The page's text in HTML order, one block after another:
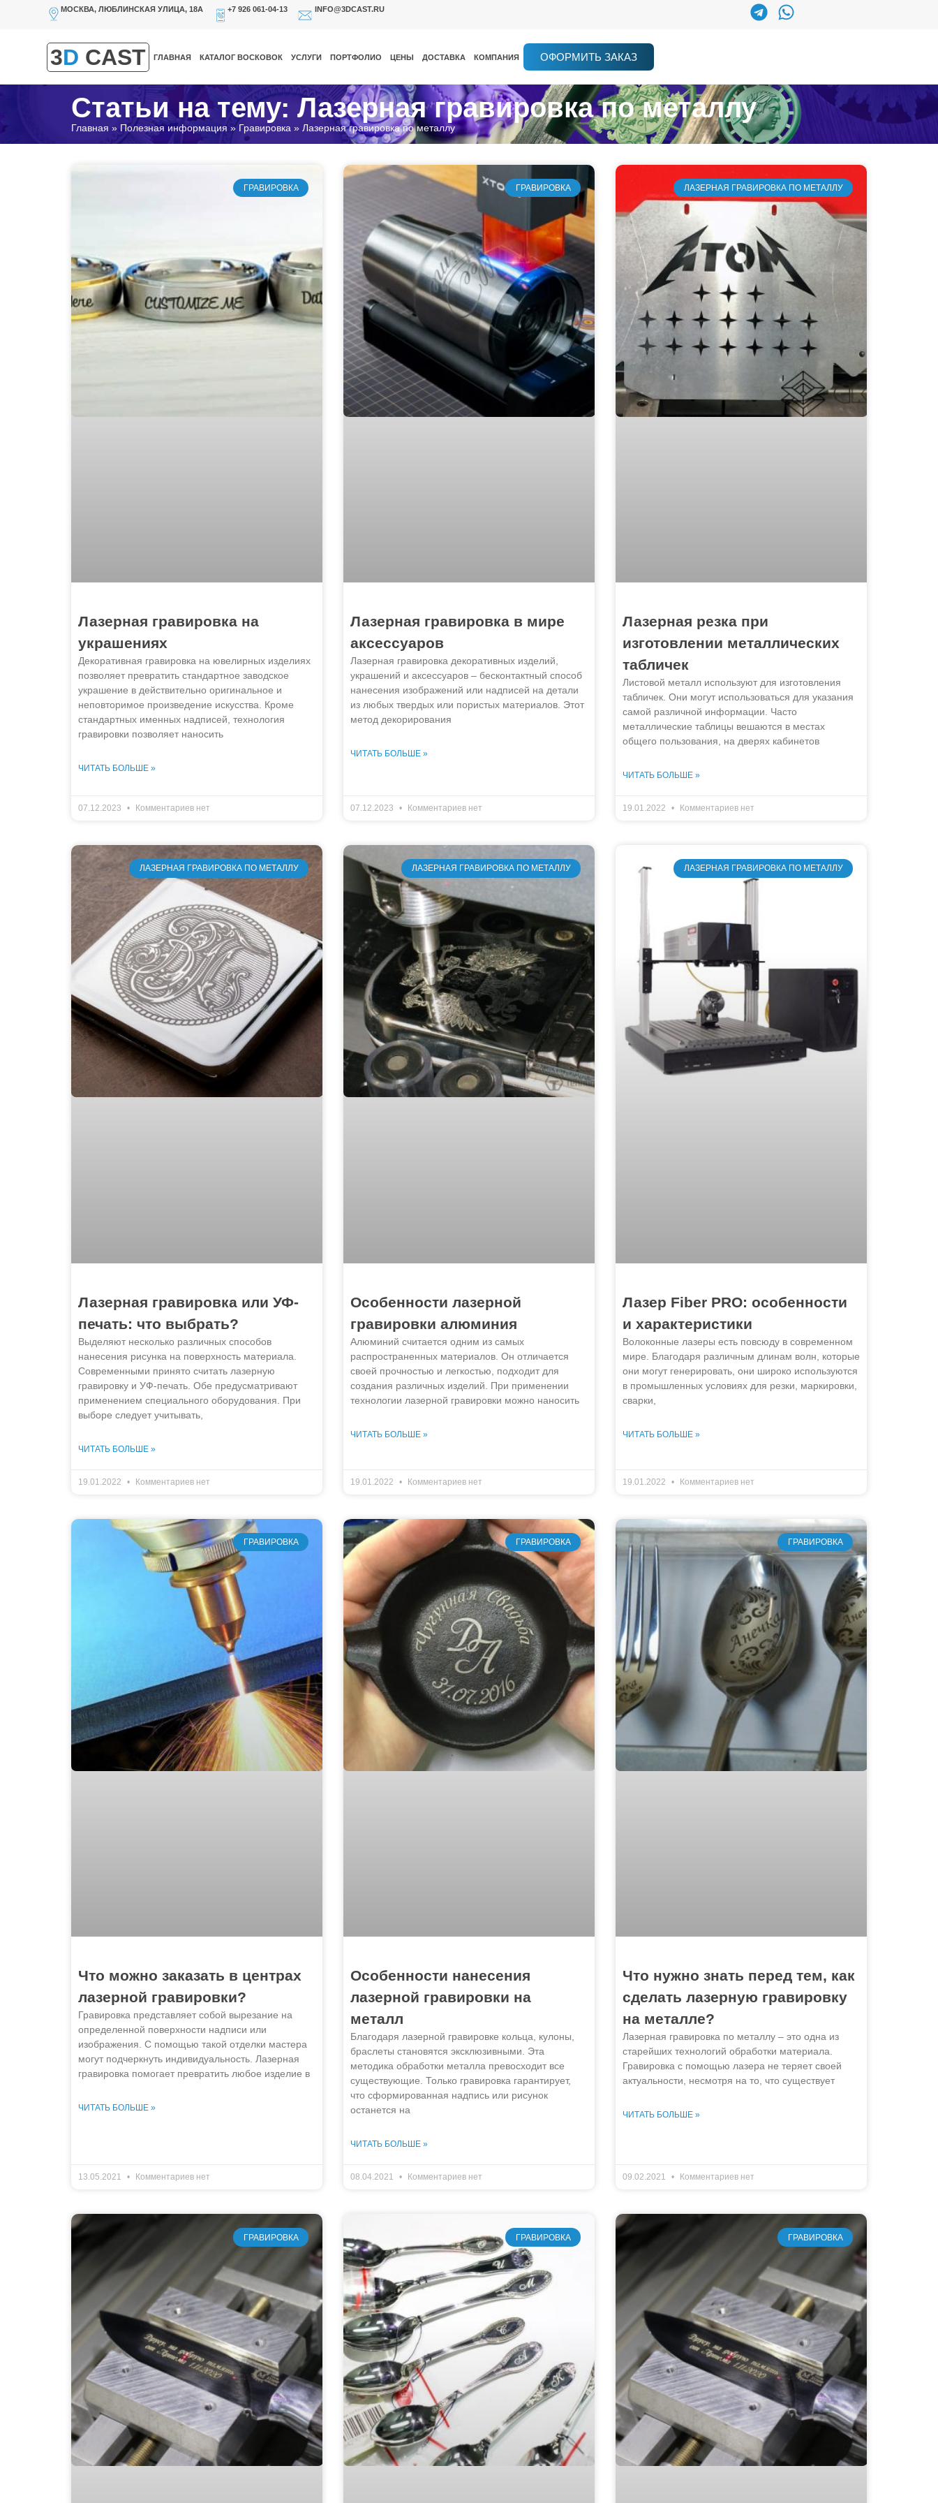
МОСКВА, ЛЮБЛИНСКАЯ УЛИЦА, 18А +7 926 061-04-13 INFO@3DCAST.RU
3D CAST ГЛАВНАЯ КАТАЛОГ ВОСКОВОК УСЛУГИ ПОРТФОЛИО ЦЕНЫ ДОСТАВКА КОМПАНИЯ ОФОРМИТЬ ЗАКАЗ
Статьи на тему: Лазерная гравировка по металлу
Главная » Полезная информация » Гравировка » Лазерная гравировка по металлу
ГРАВИРОВКА
Лазерная гравировка на
украшениях
Декоративная гравировка на ювелирных изделиях
позволяет превратить стандартное заводское
украшение в действительно оригинальное и
неповторимое произведение искусства. Кроме
стандартных именных надписей, технология
гравировки позволяет наносить
ЧИТАТЬ БОЛЬШЕ »
07.12.2023 Комментариев нет
ГРАВИРОВКА
Лазерная гравировка в мире
аксессуаров
Лазерная гравировка декоративных изделий,
украшений и аксессуаров – бесконтактный способ
нанесения изображений или надписей на детали
из любых твердых или пористых материалов. Этот
метод декорирования
ЧИТАТЬ БОЛЬШЕ »
07.12.2023 Комментариев нет
ЛАЗЕРНАЯ ГРАВИРОВКА ПО МЕТАЛЛУ
Лазерная резка при
изготовлении металлических
табличек
Листовой металл используют для изготовления
табличек. Они могут использоваться для указания
самой различной информации. Часто
металлические таблицы вешаются в местах
общего пользования, на дверях кабинетов
ЧИТАТЬ БОЛЬШЕ »
19.01.2022 Комментариев нет
ЛАЗЕРНАЯ ГРАВИРОВКА ПО МЕТАЛЛУ
Лазерная гравировка или УФ-
печать: что выбрать?
Выделяют несколько различных способов
нанесения рисунка на поверхность материала.
Современными принято считать лазерную
гравировку и УФ-печать. Обе предусматривают
применением специального оборудования. При
выборе следует учитывать,
ЧИТАТЬ БОЛЬШЕ »
19.01.2022 Комментариев нет
ЛАЗЕРНАЯ ГРАВИРОВКА ПО МЕТАЛЛУ
Особенности лазерной
гравировки алюминия
Алюминий считается одним из самых
распространенных материалов. Он отличается
своей прочностью и легкостью, подходит для
создания различных изделий. При применении
технологии лазерной гравировки можно наносить
ЧИТАТЬ БОЛЬШЕ »
19.01.2022 Комментариев нет
ЛАЗЕРНАЯ ГРАВИРОВКА ПО МЕТАЛЛУ
Лазер Fiber PRO: особенности
и характеристики
Волоконные лазеры есть повсюду в современном
мире. Благодаря различным длинам волн, которые
они могут генерировать, они широко используются
в промышленных условиях для резки, маркировки,
сварки,
ЧИТАТЬ БОЛЬШЕ »
19.01.2022 Комментариев нет
ГРАВИРОВКА
Что можно заказать в центрах
лазерной гравировки?
Гравировка представляет собой вырезание на
определенной поверхности надписи или
изображения. С помощью такой отделки мастера
могут подчеркнуть индивидуальность. Лазерная
гравировка помогает превратить любое изделие в
ЧИТАТЬ БОЛЬШЕ »
13.05.2021 Комментариев нет
ГРАВИРОВКА
Особенности нанесения
лазерной гравировки на
металл
Благодаря лазерной гравировке кольца, кулоны,
браслеты становятся эксклюзивными. Эта
методика обработки металла превосходит все
существующие. Только гравировка гарантирует,
что сформированная надпись или рисунок
останется на
ЧИТАТЬ БОЛЬШЕ »
08.04.2021 Комментариев нет
ГРАВИРОВКА
Что нужно знать перед тем, как
сделать лазерную гравировку
на металле?
Лазерная гравировка по металлу – это одна из
старейших технологий обработки материала.
Гравировка с помощью лазера не теряет своей
актуальности, несмотря на то, что существует
ЧИТАТЬ БОЛЬШЕ »
09.02.2021 Комментариев нет
ГРАВИРОВКА ГРАВИРОВКА ГРАВИРОВКА